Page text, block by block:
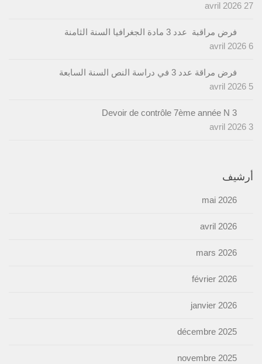
27 avril 2026
فرض مراقبة عدد 3 مادة الجغرافيا السنة الثامنة
6 avril 2026
فرض مراقة عدد 3 في دراسة النص السنة السابعة
5 avril 2026
Devoir de contrôle 7ème année N 3
3 avril 2026
أرشيف
mai 2026
avril 2026
mars 2026
février 2026
janvier 2026
décembre 2025
novembre 2025